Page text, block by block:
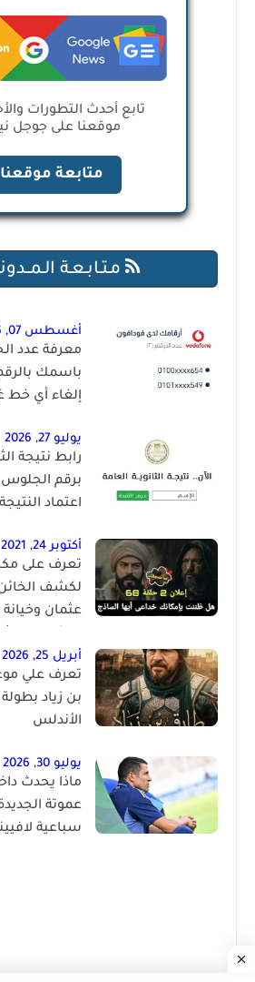
تابع أحدث التطورات
موقعنا على جوجل
متابعة موقعنا
مـتـابـعـة
أغسطس 07, 2026
معرفة عدد
باسمك
إلغاء أي خط
يوليو 27, 2026
برقم
اعتماد
أكتوبر 24, 2021
تعرف على
لكشف الخائن
عثمان
أبريل 25, 2026
تعرف علي
بن زياد بطولة
الأندلس
يوليو 30, 2026
ماذا يحدث
عموتة
سباعية